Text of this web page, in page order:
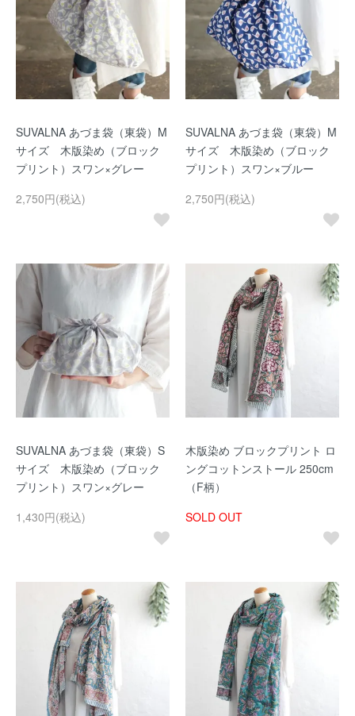
SUVALNA あづま袋（東袋）M
サイズ 木版染め（ブロック
プリント）スワン×グレー
2,750円(税込)
SUVALNA あづま袋（東袋）M
サイズ 木版染め（ブロック
プリント）スワン×ブルー
2,750円(税込)
SUVALNA あづま袋（東袋）S
サイズ 木版染め（ブロック
プリント）スワン×グレー
1,430円(税込)
木版染め ブロックプリント ロ
ングコットンストール 250cm
（F柄）
SOLD OUT